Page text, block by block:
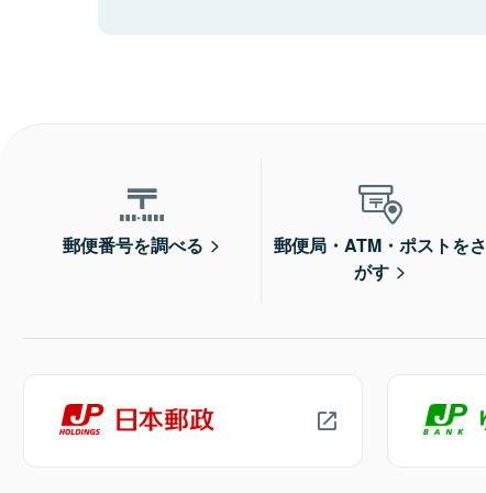
郵便番号を調べる
郵便局・ATM・ポストをさ
がす